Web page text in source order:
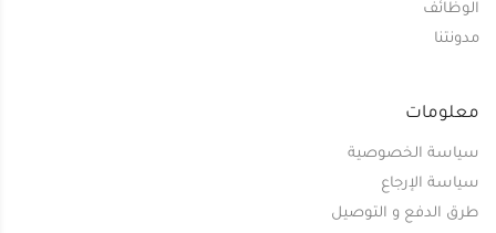
الوظائف
مدونتنا
معلومات
سياسة الخصوصية
سياسة الإرجاع
طرق الدفع و التوصيل